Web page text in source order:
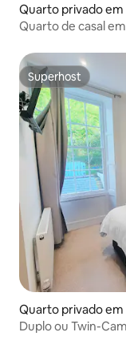
Quarto privado em
Quarto de casal
Superhost
Superhost
Quarto privado em
Duplo ou Twin-